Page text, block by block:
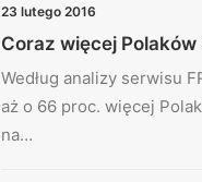
23 lutego 2016
Coraz więcej
Według analizy serwisu
aż o 66 proc. więcej
na…